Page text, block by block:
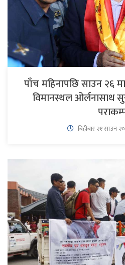
पाँच महिनापछि साउन २६
विमानस्थल ओर्लनासाथ
बिहीबार २१ साउन